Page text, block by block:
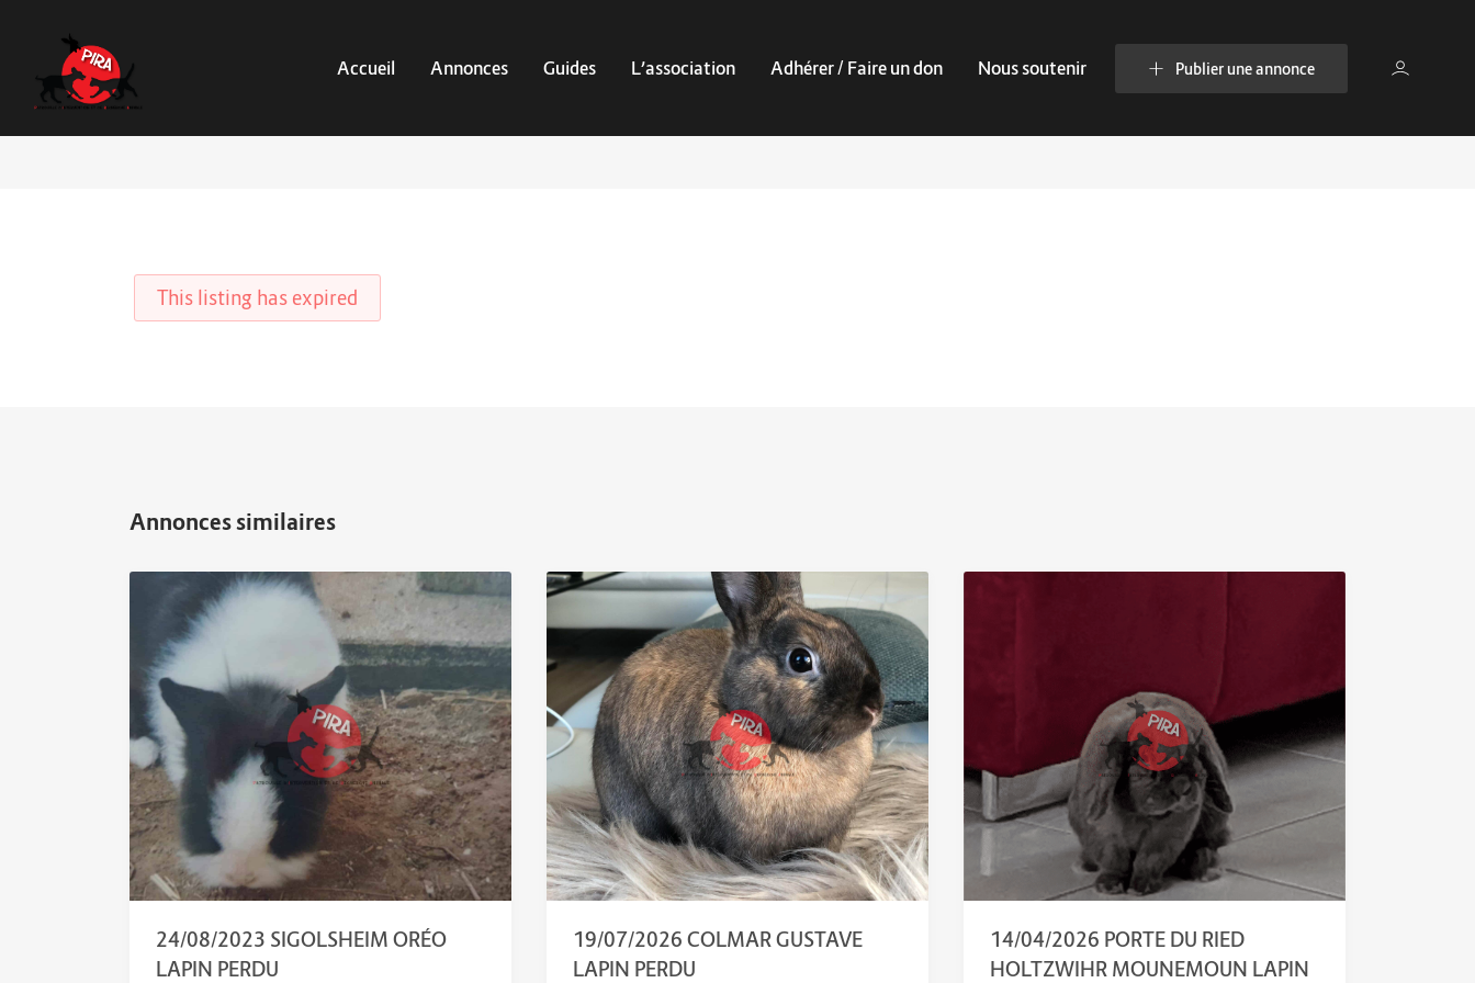
Accueil Annonces Guides L’association Adhérer / Faire un don Nous soutenir Publier une annonce
This listing has expired
24/08/2023 SIGOLSHEIM ORÉO
LAPIN PERDU
19/07/2026 COLMAR GUSTAVE
LAPIN PERDU
14/04/2026 PORTE DU RIED
HOLTZWIHR MOUNEMOUN LAPIN